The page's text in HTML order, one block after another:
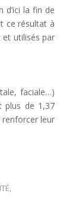
d’ici la fin de
ce résultat à
et utilisés par
faciale…)
plus de 1,37
leur
,